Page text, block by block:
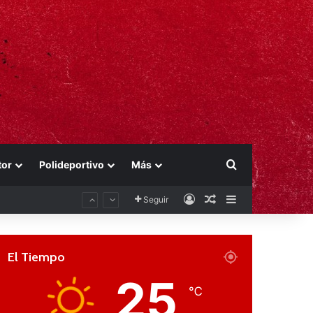
Polideportivo Más Buscar por
Seguir AccesoPublicación al
Barra lateral
El Tiempo
25 ℃